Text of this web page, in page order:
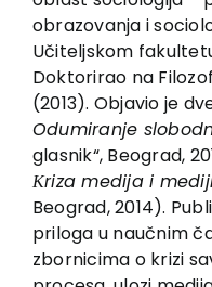
Knjige
U pripremi
Akcija
Autori
Vesti
EU PROJEKTI
Kontakt
obrazovanja i
Učiteljskom
Doktorirao na
(2013). Objavio je
Odumiranje
glasnik“, Beograd,
Кriza medija i
Beograd, 2014).
priloga u naučnim
zbornicima o krizi